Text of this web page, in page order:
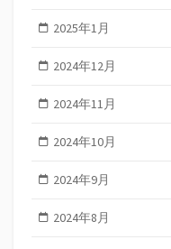
2025年1月
2024年12月
2024年11月
2024年10月
2024年9月
2024年8月